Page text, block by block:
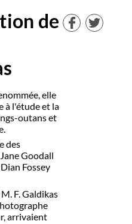
de
elle
à l'étude et la
outans et
des
Goodall
Fossey
F. Galdikas
arrivaient